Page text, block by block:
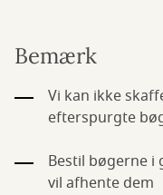
Bemærk
Vi kan ikke
efterspurgte
Bestil bøgerne i
vil afhente dem